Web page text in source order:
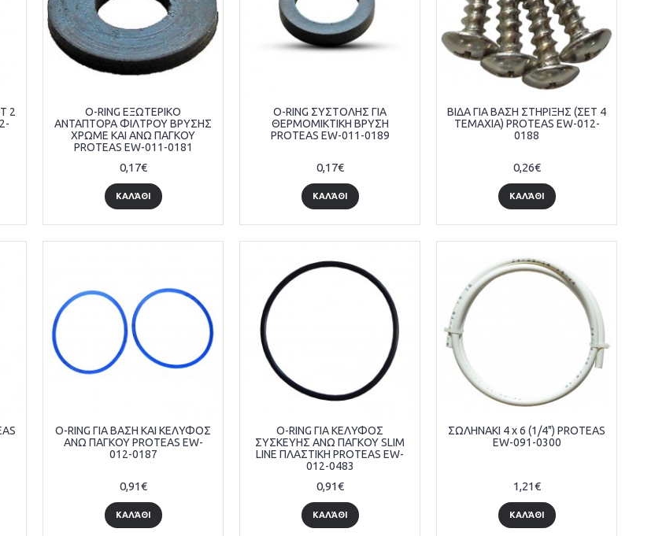
2
O-RING ΕΞΩΤΕΡΙΚΟ
ΑΝΤΑΠΤΟΡΑ ΦΙΛΤΡΟΥ ΒΡΥΣΗΣ
ΧΡΩΜΕ ΚΑΙ ΑΝΩ ΠΑΓΚΟΥ
PROTEAS EW-011-0181
0,17€
ΚΑΛΆΘΙ
O-RING ΣΥΣΤΟΛΗΣ ΓΙΑ
ΘΕΡΜΟΜΙΚΤΙΚΗ ΒΡΥΣΗ
PROTEAS EW-011-0189
0,17€
ΚΑΛΆΘΙ
ΒΙΔΑ ΓΙΑ ΒΑΣΗ ΣΤΗΡΙΞΗΣ (ΣΕΤ 4
ΤΕΜΑΧΙΑ) PROTEAS EW-012-
0188
0,26€
ΚΑΛΆΘΙ
O-RING ΓΙΑ ΒΑΣΗ ΚΑΙ ΚΕΛΥΦΟΣ
ΑΝΩ ΠΑΓΚΟΥ PROTEAS EW-
012-0187
0,91€
ΚΑΛΆΘΙ
O-RING ΓΙΑ ΚΕΛΥΦΟΣ
ΣΥΣΚΕΥΗΣ ΑΝΩ ΠΑΓΚΟΥ SLIM
LINE ΠΛΑΣΤΙΚΗ PROTEAS EW-
012-0483
0,91€
ΚΑΛΆΘΙ
ΣΩΛΗΝΑΚΙ 4 x 6 (1/4") PROTEAS
EW-091-0300
1,21€
ΚΑΛΆΘΙ